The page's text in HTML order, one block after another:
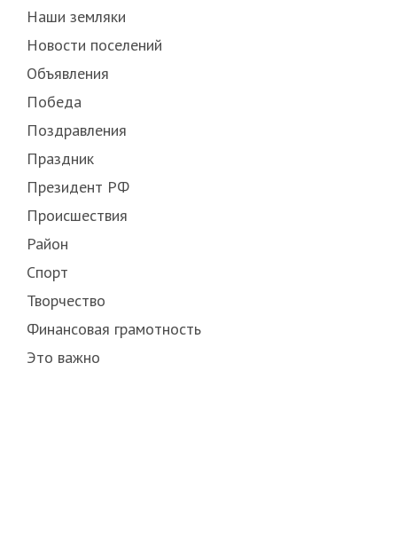
Наши земляки
Новости поселений
Объявления
Победа
Поздравления
Праздник
Президент РФ
Происшествия
Район
Спорт
Творчество
Финансовая грамотность
Это важно